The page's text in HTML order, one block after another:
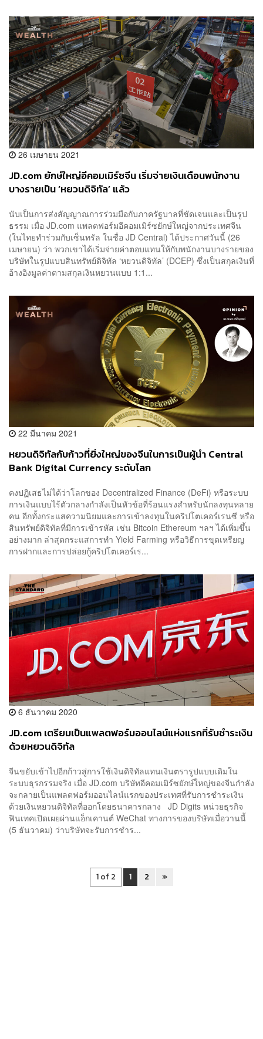
26 เมษายน 2021
JD.com ยักษ์ใหญ่อีคอมเมิร์ซจีน เริ่มจ่ายเงินเดือนพนักงาน
บางรายเป็น ‘หยวนดิจิทัล’ แล้ว
นับเป็นการส่งสัญญาณการร่วมมือกับภาครัฐบาลที่ชัดเจนและเป็นรูป
ธรรม เมื่อ JD.com แพลตฟอร์มอีคอมเมิร์ซยักษ์ใหญ่จากประเทศจีน
(ในไทยทำร่วมกับเซ็นทรัล ในชื่อ JD Central) ได้ประกาศวันนี้ (26
เมษายน) ว่า พวกเขาได้เริ่มจ่ายค่าตอบแทนให้กับพนักงานบางรายของ
บริษัทในรูปแบบสินทรัพย์ดิจิทัล ‘หยวนดิจิทัล’ (DCEP) ซึ่งเป็นสกุลเงินที่
อ้างอิงมูลค่าตามสกุลเงินหยวนแบบ 1:1...
22 มีนาคม 2021
หยวนดิจิทัลกับก้าวที่ยิ่งใหญ่ของจีนในการเป็นผู้นำ Central
Bank Digital Currency ระดับโลก
คงปฏิเสธไม่ได้ว่าโลกของ Decentralized Finance (DeFi) หรือระบบ
การเงินแบบไร้ตัวกลางกำลังเป็นหัวข้อที่ร้อนแรงสำหรับนักลงทุนหลาย
คน อีกทั้งกระแสความนิยมและการเข้าลงทุนในคริปโตเคอร์เรนซี หรือ
สินทรัพย์ดิจิทัลที่มีการเข้ารหัส เช่น Bitcoin Ethereum ฯลฯ ได้เพิ่มขึ้น
อย่างมาก ล่าสุดกระแสการทำ Yield Farming หรือวิธีการขุดเหรียญ
การฝากและการปล่อยกู้คริปโตเคอร์เร...
6 ธันวาคม 2020
JD.com เตรียมเป็นแพลตฟอร์มออนไลน์แห่งแรกที่รับชำระเงิน
ด้วยหยวนดิจิทัล
จีนขยับเข้าไปอีกก้าวสู่การใช้เงินดิจิทัลแทนเงินตรารูปแบบเดิมใน
ระบบธุรกรรมจริง เมื่อ JD.com บริษัทอีคอมเมิร์ซยักษ์ใหญ่ของจีนกำลัง
จะกลายเป็นแพลตฟอร์มออนไลน์แรกของประเทศที่รับการชำระเงิน
ด้วยเงินหยวนดิจิทัลที่ออกโดยธนาคารกลาง JD Digits หน่วยธุรกิจ
ฟินเทคเปิดเผยผ่านแอ็กเคานต์ WeChat ทางการของบริษัทเมื่อวานนี้
(5 ธันวาคม) ว่าบริษัทจะรับการชำร...
1 of 2 1 2 »